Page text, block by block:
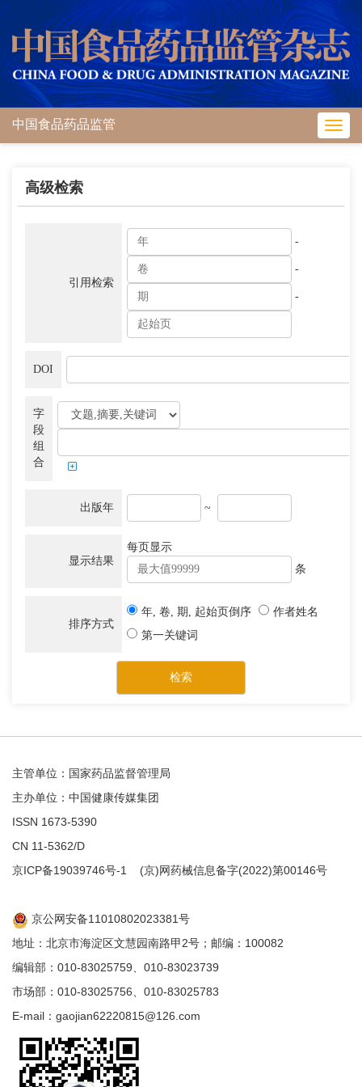
中国食品药品监管
高级检索
引用检索
-
-
-
DOI
字
段
组
合
出版年 ~
显示结果
每页显示
条
排序方式
年, 卷, 期, 起始页倒序
作者姓名
第一关键词
主管单位：国家药品监督管理局
主办单位：中国健康传媒集团
ISSN 1673-5390
CN 11-5362/D
京ICP备19039746号-1 (京)网药械信息备字(2022)第00146号
京公网安备11010802023381号
地址：北京市海淀区文慧园南路甲2号；邮编：100082
编辑部：010-83025759、010-83023739
市场部：010-83025756、010-83025783
E-mail：gaojian62220815@126.com